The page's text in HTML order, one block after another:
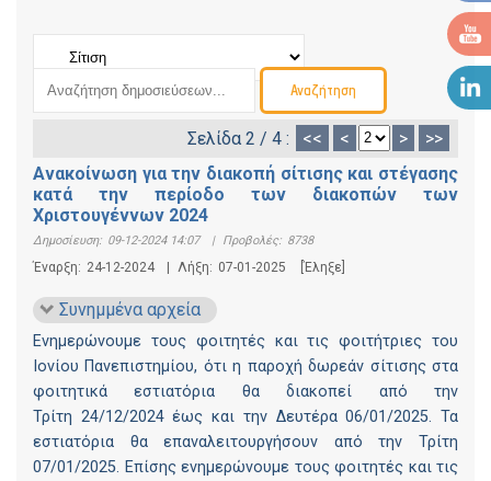
Σελίδα 2 / 4 : << < >
>>
Ανακοίνωση για την διακοπή σίτισης και στέγασης
κατά την περίοδο των διακοπών των
Χριστουγέννων 2024
Δημοσίευση: 09-12-2024 14:07 | Προβολές: 8738
Έναρξη: 24-12-2024 | Λήξη: 07-01-2025 [Έληξε]
Συνημμένα αρχεία
Ενημερώνουμε τους φοιτητές και τις φοιτήτριες του
Ιονίου Πανεπιστημίου, ότι η παροχή δωρεάν σίτισης στα
φοιτητικά εστιατόρια θα διακοπεί από την
Τρίτη 24/12/2024 έως και την Δευτέρα 06/01/2025. Τα
εστιατόρια θα επαναλειτουργήσουν από την Τρίτη
07/01/2025. Επίσης ενημερώνουμε τους φοιτητές και τις